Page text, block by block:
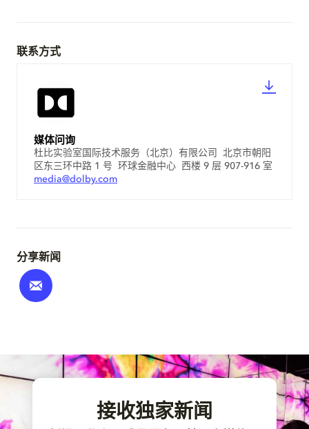
联系方式
媒体问询
杜比实验室国际技术服务（北京）有限公司 北京市朝阳
区东三环中路 1 号 环球金融中心 西楼 9 层 907-916 室
media@dolby.com
分享新闻
接收独家新闻